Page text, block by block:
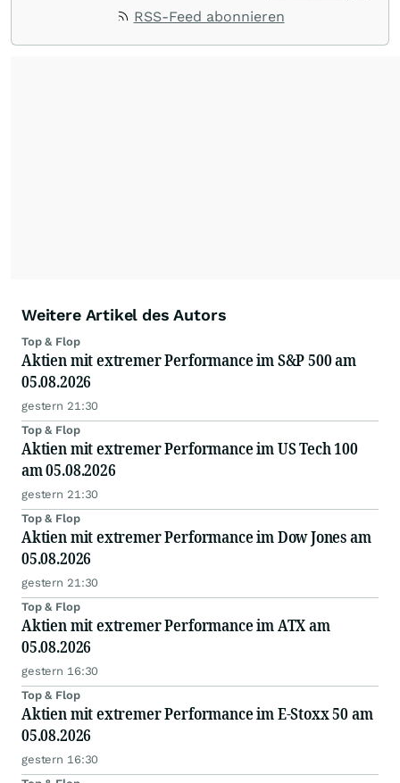
Kursverläufe einer breiten Auswahl an Aktien
RSS-Feed abonnieren
Weitere Artikel des Autors
Top & Flop
Aktien mit extremer Performance im S&P 500 am
05.08.2026
gestern 21:30
Top & Flop
Aktien mit extremer Performance im US Tech 100
am 05.08.2026
gestern 21:30
Top & Flop
Aktien mit extremer Performance im Dow Jones am
05.08.2026
gestern 21:30
Top & Flop
Aktien mit extremer Performance im ATX am
05.08.2026
gestern 16:30
Top & Flop
Aktien mit extremer Performance im E-Stoxx 50 am
05.08.2026
gestern 16:30